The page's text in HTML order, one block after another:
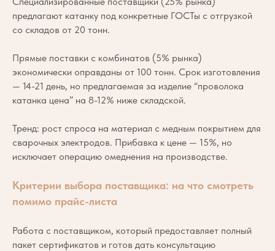
предлагают катанку под конкретные ГОСТы с отгрузкой
со складов от 20 тонн.
Прямые поставки с комбинатов (5% рынка)
экономически оправданы от 100 тонн. Срок изготовления
— 14-21 день, но предлагаемая за изделие “проволока
катанка цена” на 8-12% ниже складской.
Тренд: рост спроса на материал с медным покрытием для
сварочных электродов. Прибавка к цене — 15%, но
исключает операцию омеднения на производстве.
Критерии выбора поставщика: на что смотреть
помимо прайс-листа
Работа с поставщиком, который предоставляет полный
пакет сертификатов и готов дать консультацию